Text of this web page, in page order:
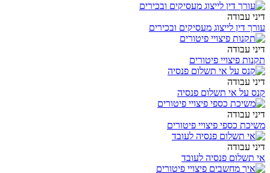
דיני עבודה
עורך דין לייצוג מעסיקים ובכירים
דיני עבודה
תקנות פיצויי פיטורים
דיני עבודה
קנס על אי תשלום פנסיה
דיני עבודה
משיכת כספי פיצויי פיטורים
דיני עבודה
אי תשלום פנסיה לעובד